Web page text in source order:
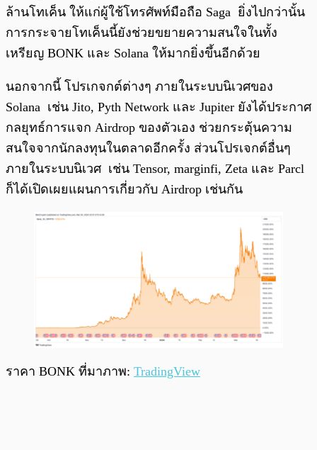
ล้านโทเค็น ให้แก่ผู้ใช้โทรศัพท์มือถือ Saga ยิ่งไปกว่านั้น
การกระจายโทเค็นนี้ยังช่วยขยายความสนใจในทั้ง
เหรียญ BONK และ Solana ให้มากยิ่งขึ้นอีกด้วย
นอกจากนี้ โปรเกจกต์ต่างๆ ภายในระบบนิเวศของ
Solana เช่น Jito, Pyth Network และ Jupiter ยังได้ประกาศ
กลยุทธ์การแจก Airdrop ของตัวเอง ช่วยกระตุ้นความ
สนใจจากนักลงทุนในตลาดอีกครั้ง ส่วนโปรเจกต์อื่นๆ
ภายในระบบนิเวศ เช่น Tensor, marginfi, Zeta และ Parcl
ก็ได้เปิดเผยแผนการเกี่ยวกับ Airdrop เช่นกัน
ราคา BONK ที่มาภาพ: TradingView